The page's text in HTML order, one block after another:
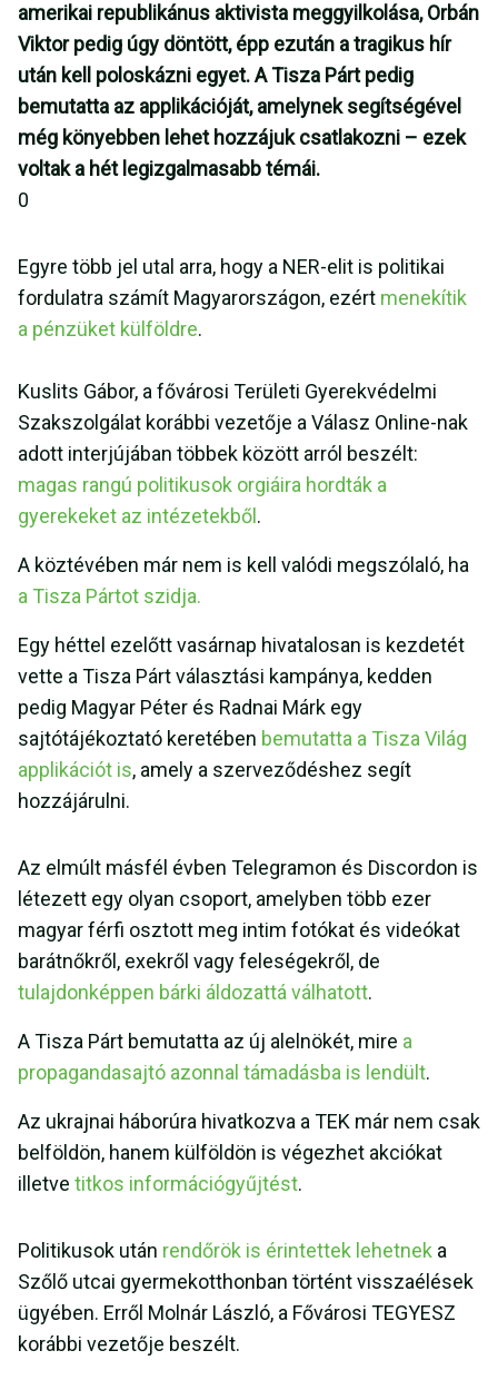
amerikai republikánus aktivista meggyilkolása, Orbán
Viktor pedig úgy döntött, épp ezután a tragikus hír
után kell poloskázni egyet. A Tisza Párt pedig
bemutatta az applikációját, amelynek segítségével
még könyebben lehet hozzájuk csatlakozni – ezek
voltak a hét legizgalmasabb témái.
0
Egyre több jel utal arra, hogy a NER-elit is politikai
fordulatra számít Magyarországon, ezért menekítik
a pénzüket külföldre.
Kuslits Gábor, a fővárosi Területi Gyerekvédelmi
Szakszolgálat korábbi vezetője a Válasz Online-nak
adott interjújában többek között arról beszélt:
magas rangú politikusok orgiáira hordták a
gyerekeket az intézetekből .
A köztévében már nem is kell valódi megszólaló, ha
a Tisza Pártot szidja.
Egy héttel ezelőtt vasárnap hivatalosan is kezdetét
vette a Tisza Párt választási kampánya, kedden
pedig Magyar Péter és Radnai Márk egy
sajtótájékoztató keretében bemutatta a Tisza Világ
applikációt is, amely a szerveződéshez segít
hozzájárulni.
Az elmúlt másfél évben Telegramon és Discordon is
létezett egy olyan csoport, amelyben több ezer
magyar férfi osztott meg intim fotókat és videókat
barátnőkről, exekről vagy feleségekről, de
tulajdonképpen bárki áldozattá válhatott.
A Tisza Párt bemutatta az új alelnökét, mire a
propagandasajtó azonnal támadásba is lendült.
Az ukrajnai háborúra hivatkozva a TEK már nem csak
belföldön, hanem külföldön is végezhet akciókat
illetve titkos információgyűjtést.
Politikusok után rendőrök is érintettek lehetnek a
Szőlő utcai gyermekotthonban történt visszaélések
ügyében. Erről Molnár László, a Fővárosi TEGYESZ
korábbi vezetője beszélt.